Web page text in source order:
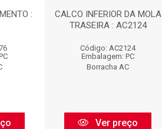
:
CALCO INFERIOR DA MOLA
TRASEIRA : AC2124
Código: AC2124
Embalagem: PC
Borracha AC
Ver preço